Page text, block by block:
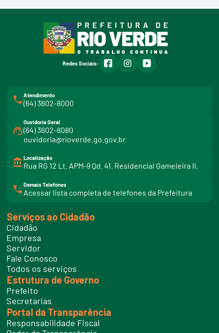
Redes Sociais: facebookinstagramyoutube
Atendimento
(64) 3602-8000
Ouvidoria Geral
(64) 3602-8080
ouvidoria@rioverde.go.gov.br
Localização
Rua RG 12 Lt. APM-9 Qd. 41. Residencial Gameleira II.
Demais Telefones
Acessar lista completa de telefones da Prefeitura
i
t
e
l
f
o
e
s
Serviços ao Cidadão
Cidadão
Empresa
Servidor
Fale Conosco
Todos os serviços
Estrutura de Governo
Prefeito
Secretarias
Portal da Transparência
Responsabilidade Fiscal